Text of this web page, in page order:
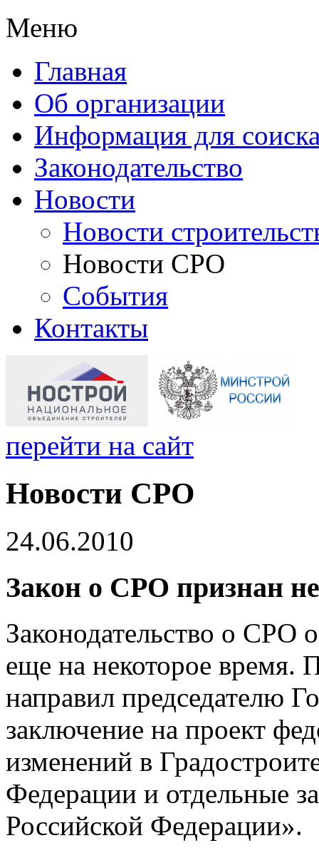
Меню
Главная
Об организации
Информация для
Законодательство
Новости
Новости
Новости СРО
События
Контакты
перейти на сайт
Новости СРО
24.06.2010
Закон о СРО признан
Законодательство о СРО
еще на некоторое время.
направил председателю
заключение на проект
изменений в
Федерации и отдельные
Российской Федерации».